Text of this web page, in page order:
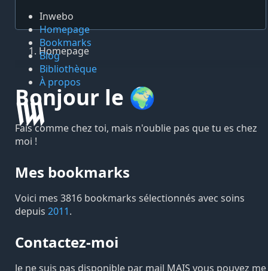
Inwebo
Homepage
Bookmarks
Blog
Bibliothèque
À propos
Homepage
Bonjour le 🌍
Fais comme chez toi, mais n'oublie pas que tu es chez
moi !
Mes bookmarks
Voici mes 3816 bookmarks sélectionnés avec soins
depuis 2011.
Contactez-moi
Je ne suis pas disponible par mail MAIS vous pouvez me